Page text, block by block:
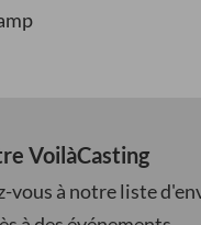
VoilàCasting
vous à notre liste